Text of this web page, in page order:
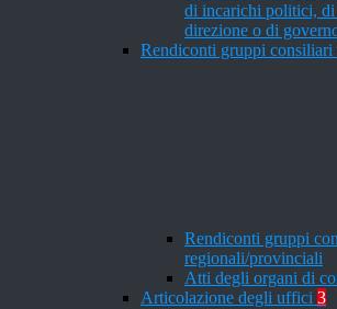
di incarichi politici, di
direzione o di
Rendiconti gruppi
Rendiconti gruppi
regionali/provinciali
Atti degli organi di
Articolazione degli uffici 3